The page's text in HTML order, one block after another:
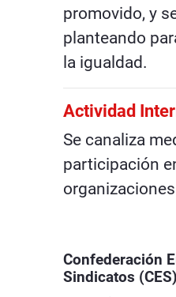
promovido, y
planteando
la igualdad.
Actividad
Se canaliza
participación
Confederación
Sindicatos (CES)